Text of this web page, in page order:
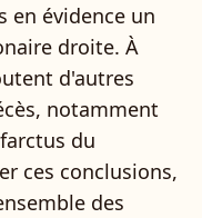
en évidence un
droite. À
d'autres
notamment
du
ces conclusions,
des